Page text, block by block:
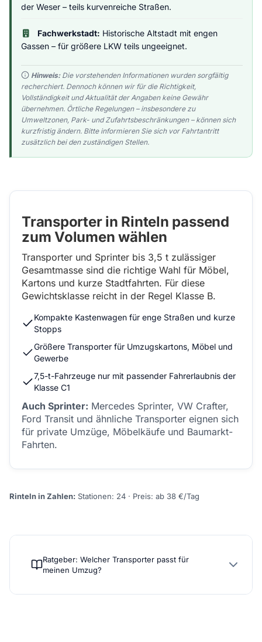
der Weser – teils kurvenreiche Straßen.
Fachwerkstadt: Historische Altstadt mit engen
Gassen – für größere LKW teils ungeeignet.
Hinweis:Die vorstehenden Informationen wurden sorgfältig
recherchiert. Dennoch können wir für die Richtigkeit,
Vollständigkeit und Aktualität der Angaben keine Gewähr
übernehmen. Örtliche Regelungen – insbesondere zu
Umweltzonen, Park- und Zufahrtsbeschränkungen – können sich
kurzfristig ändern. Bitte informieren Sie sich vor Fahrtantritt
zusätzlich bei den zuständigen Stellen.
Transporter in Rinteln passend
zum Volumen wählen
Transporter und Sprinter bis 3,5 t zulässiger
Gesamtmasse sind die richtige Wahl für Möbel,
Kartons und kurze Stadtfahrten. Für diese
Gewichtsklasse reicht in der Regel Klasse B.
Kompakte Kastenwagen für enge Straßen und kurze
Stopps
Größere Transporter für Umzugskartons, Möbel und
Gewerbe
7,5-t-Fahrzeuge nur mit passender Fahrerlaubnis der
Klasse C1
Auch Sprinter: Mercedes Sprinter, VW Crafter,
Ford Transit und ähnliche Transporter eignen sich
für private Umzüge, Möbelkäufe und Baumarkt-
Fahrten.
Rinteln in Zahlen: Stationen: 24 · Preis: ab 38 €/Tag
Ratgeber: Welcher Transporter passt für
meinen Umzug?